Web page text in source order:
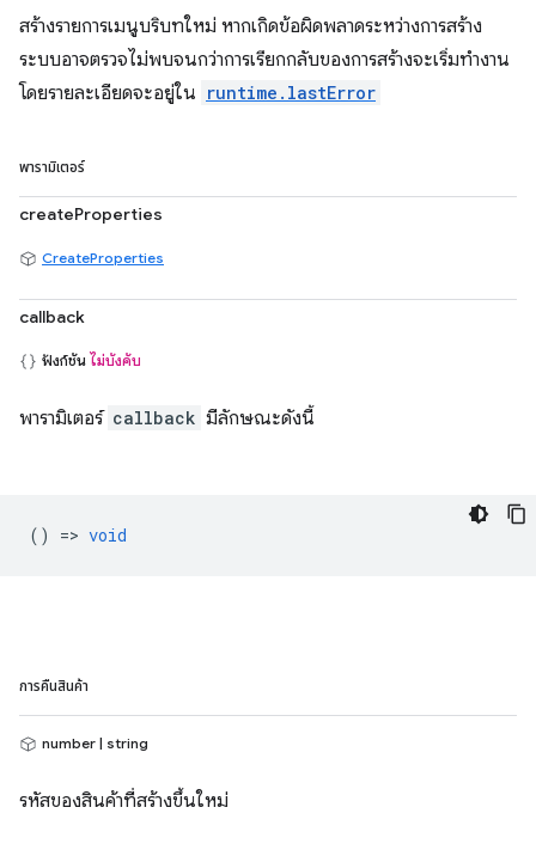
สร้างรายการเมนูบริบทใหม่ หากเกิดข้อผิดพลาดระหว่างการสร้าง
ระบบอาจตรวจไม่พบจนกว่าการเรียกกลับของการสร้างจะเริ่มทำงาน
โดยรายละเอียดจะอยู่ใน runtime.lastError
พารามิเตอร์
createProperties
CreateProperties
callback
ฟังก์ชัน ไม่บังคับ
พารามิเตอร์ callback มีลักษณะดังนี้
() => void
การคืนสินค้า
number | string
รหัสของสินค้าที่สร้างขึ้นใหม่